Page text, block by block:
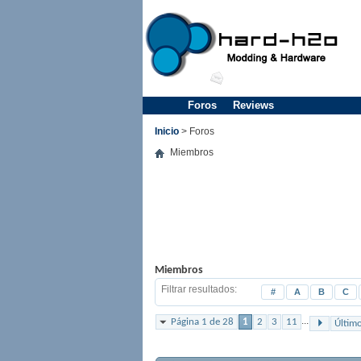
Foros Reviews
Inicio > Foros
Miembros
Miembros
Filtrar resultados # A B C
Página 1 de 28 1 2 3 11 ...